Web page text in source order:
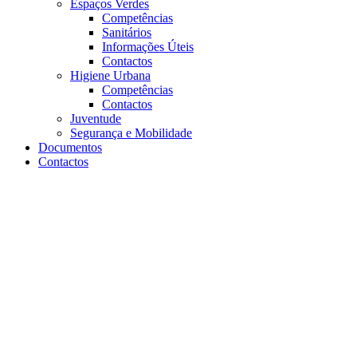
Espaços Verdes
Competências
Sanitários
Informações Úteis
Contactos
Higiene Urbana
Competências
Contactos
Juventude
Segurança e Mobilidade
Documentos
Contactos